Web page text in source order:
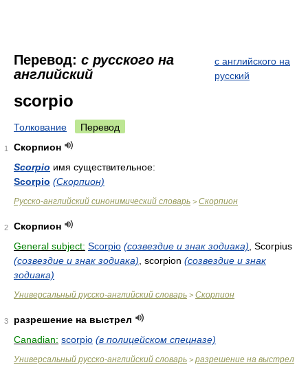
Перевод: с русского на
английский
с английского на
русский
scorpio
Толкование Перевод
1
Скорпион
Scorpio имя существительное:
Scorpio (Скорпион)
Русско-английский синонимический словарь > Скорпион
2
Скорпион
General subject: Scorpio (созвездие и знак зодиака) , Scorpius
(созвездие и знак зодиака) , scorpion (созвездие и знак
зодиака)
Универсальный русско-английский словарь > Скорпион
3
разрешение на выстрел
Canadian: scorpio (в полицейском спецназе)
Универсальный русско-английский словарь > разрешение на выстрел